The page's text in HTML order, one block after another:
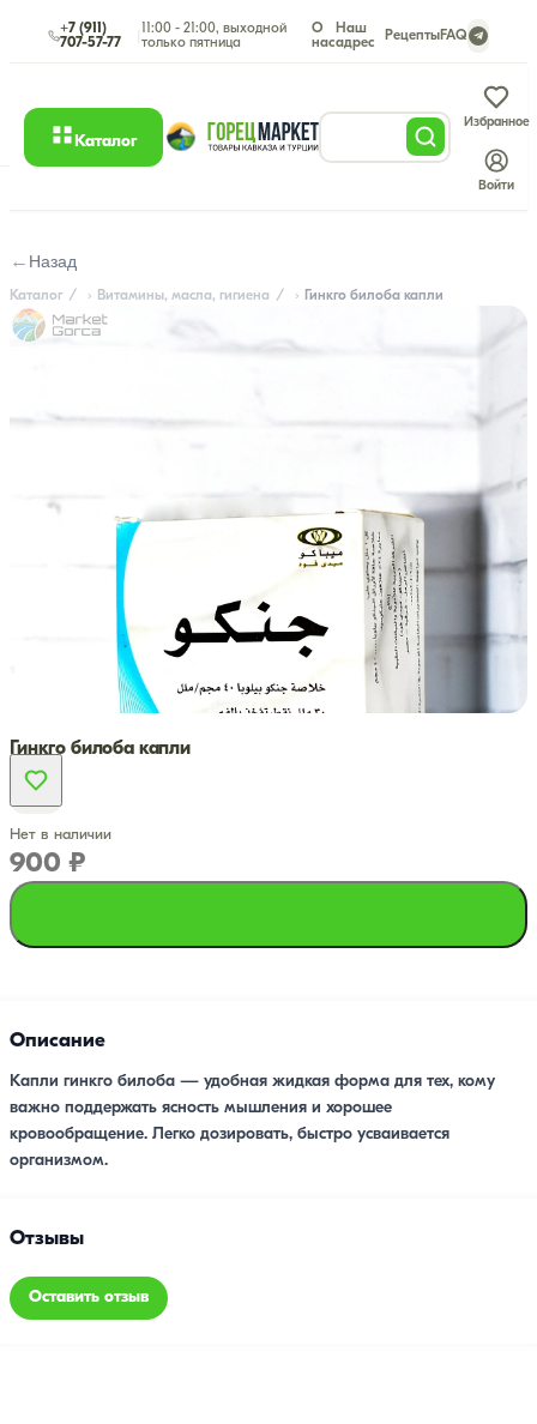
+7 (911)
707-57-77
11:00 - 21:00, выходной
только пятница
О
нас
Наш
адрес
РецептыFAQ
Каталог
Избранное
Войти
← Назад
Каталог Витамины, масла, гигиена Гинкго билоба капли
Гинкго билоба капли
Нет в наличии
900 ₽
Описание
Капли гинкго билоба — удобная жидкая форма для тех, кому
важно поддержать ясность мышления и хорошее
кровообращение. Легко дозировать, быстро усваивается
организмом.
Отзывы
Оставить отзыв